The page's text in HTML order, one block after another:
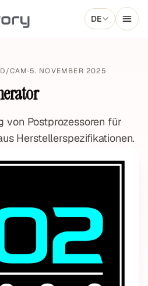
DE
CAM·5. NOVEMBER 2025
von Postprozessoren für
Herstellerspezifikationen.